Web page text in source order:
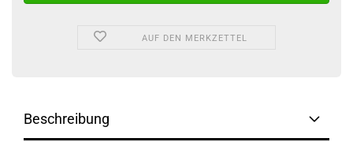
AUF DEN MERKZETTEL
Beschreibung